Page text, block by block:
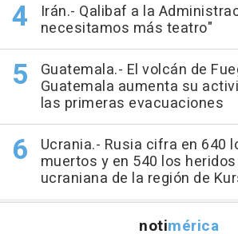
Irán.- Qalibaf a la
necesitamos más teatro"
Guatemala.- El volcán de
Guatemala aumenta su
las primeras evacuaciones
Ucrania.- Rusia cifra en 640
muertos y en 540 los
ucraniana de la región de
notimérica